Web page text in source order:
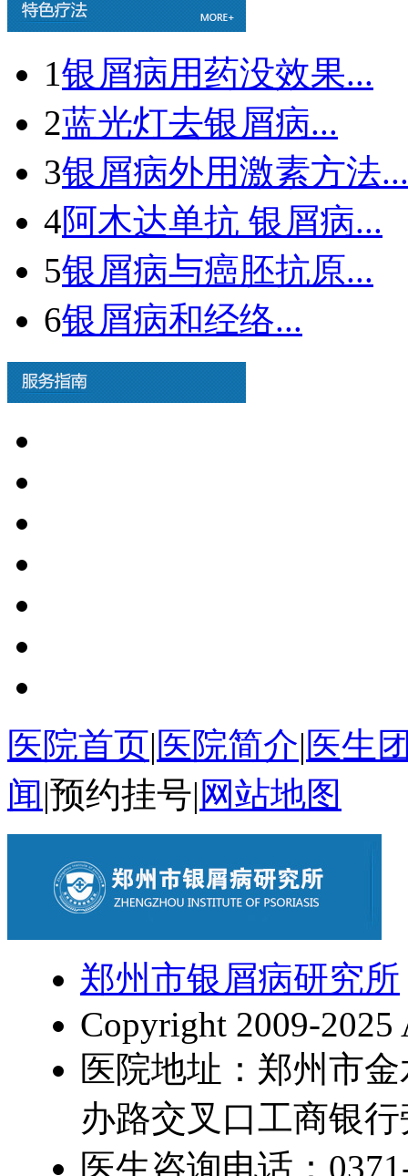
1银屑病用药没效果...
2蓝光灯去银屑病...
3银屑病外用激素方法...
4阿木达单抗 银屑病...
5银屑病与癌胚抗原...
6银屑病和经络...
医院首页|医院简介|医生
闻|预约挂号| 网站地图
郑州市银屑病研究所
Copyright 2009-2025
医院地址：郑州市
办路交叉口工商银
医生咨询电话：